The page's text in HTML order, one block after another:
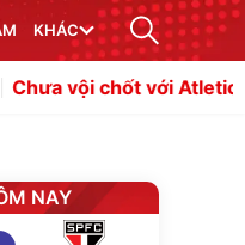
KHÁC
Atletico, Romero đợi
NAY